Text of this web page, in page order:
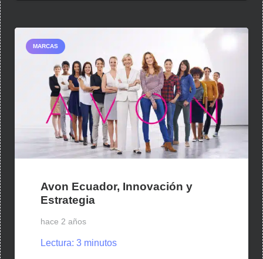
MARCAS
Avon Ecuador, Innovación y
Estrategia
hace 2 años
Lectura: 3 minutos